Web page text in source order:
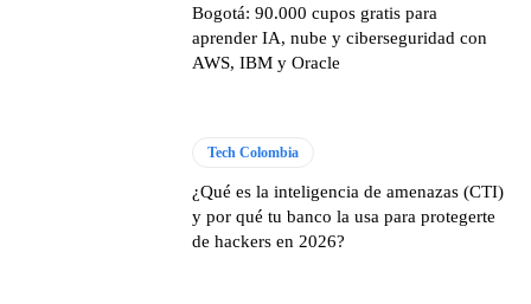
Bogotá: 90.000 cupos gratis para
aprender IA, nube y ciberseguridad con
AWS, IBM y Oracle
Tech Colombia
¿Qué es la inteligencia de amenazas (CTI)
y por qué tu banco la usa para protegerte
de hackers en 2026?